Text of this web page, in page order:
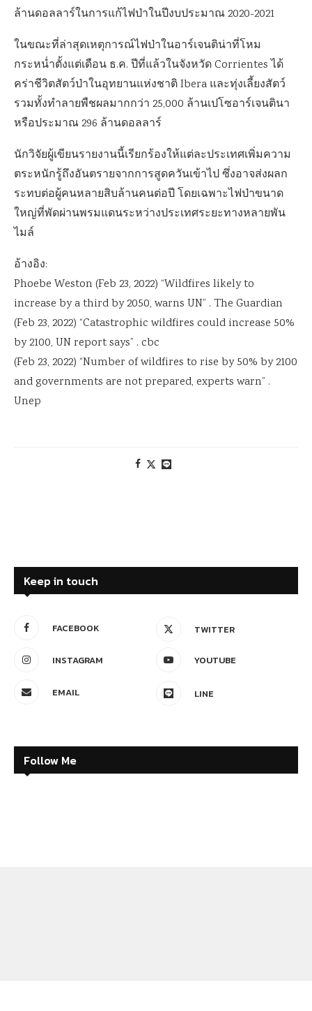
ล้านดอลลาร์ในการแก้ไฟป่าในปีงบประมาณ 2020-2021
ในขณะที่ล่าสุดเหตุการณ์ไฟป่าในอาร์เจนติน่าที่โหม
กระหน่ำตั้งแต่เดือน ธ.ค. ปีที่แล้วในจังหวัด Corrientes ได้
คร่าชีวิตสัตว์ป่าในอุทยานแห่งชาติ Ibera และทุ่งเลี้ยงสัตว์
รวมทั้งทำลายพืชผลมากกว่า 25,000 ล้านเปโซอาร์เจนตินา
หรือประมาณ 296 ล้านดอลลาร์
นักวิจัยผู้เขียนรายงานนี้เรียกร้องให้แต่ละประเทศเพิ่มความ
ตระหนักรู้ถึงอันตรายจากการสูดควันเข้าไป ซึ่งอาจส่งผลก
ระทบต่อผู้คนหลายสิบล้านคนต่อปี โดยเฉพาะไฟป่าขนาด
ใหญ่ที่พัดผ่านพรมแดนระหว่างประเทศระยะทางหลายพัน
ไมล์
อ้างอิง:
Phoebe Weston (Feb 23, 2022) “Wildfires likely to
increase by a third by 2050, warns UN” . The Guardian
(Feb 23, 2022) “Catastrophic wildfires could increase 50%
by 2100, UN report says” . cbc
(Feb 23, 2022) “Number of wildfires to rise by 50% by 2100
and governments are not prepared, experts warn” .
Unep
Keep in touch
FACEBOOK TWITTER
INSTAGRAM YOUTUBE
EMAIL LINE
Follow Me